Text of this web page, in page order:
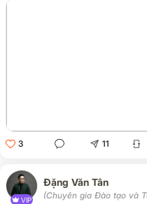
3 11
VIP
Đặng Văn Tân
(Chuyên gia Đào tạo và